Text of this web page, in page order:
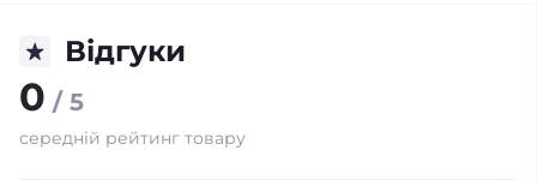
Відгуки
0 / 5
середній рейтинг товару